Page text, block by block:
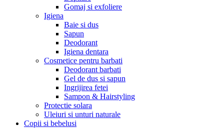
Gomaj si exfoliere
Igiena
Baie si dus
Sapun
Deodorant
Igiena dentara
Cosmetice pentru barbati
Deodorant barbati
Gel de dus si sapun
Ingrijirea fetei
Sampon & Hairstyling
Protectie solara
Uleiuri si unturi naturale
Copii si bebelusi